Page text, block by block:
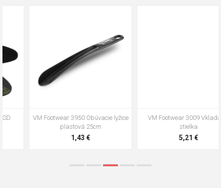
VM Footwear 3009 Vkladacia
stielka
VM Footwear 3102 Šnúrky ploché